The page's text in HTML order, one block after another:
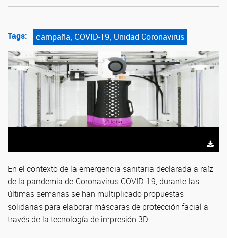
Tags: campaña; COVID-19; Unidad Coronavirus
En el contexto de la emergencia sanitaria declarada a raíz
de la pandemia de Coronavirus COVID-19, durante las
últimas semanas se han multiplicado propuestas
solidarias para elaborar máscaras de protección facial a
través de la tecnología de impresión 3D.